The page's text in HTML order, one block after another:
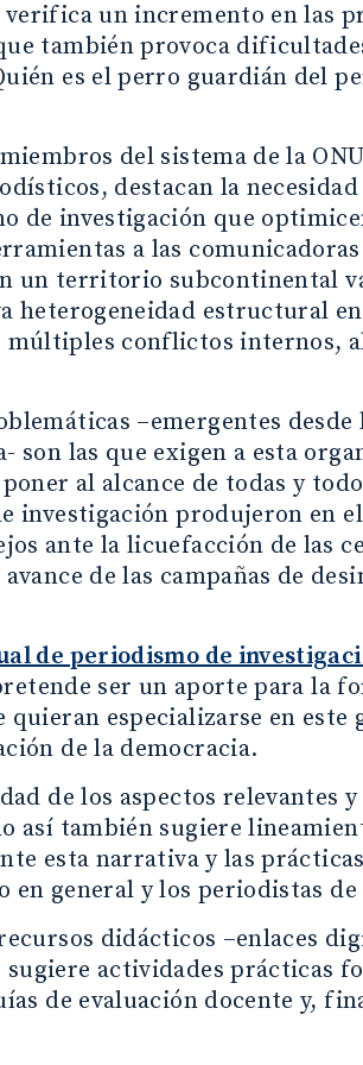
verifica un incremento en las
también provoca
es el perro guardián del
del sistema de la
destacan la
de investigación que
a las
un territorio subcontinental
heterogeneidad estructural en
conflictos internos,
–emergentes
son las que exigen a esta
al alcance de todas y
investigación produjeron en
ante la licuefacción de las
de las campañas de
de periodismo de
ser un aporte para la
especializarse en
de la democracia.
de los aspectos relevantes y
así también sugiere
esta narrativa y las
en general y los periodistas
didácticos –enlaces
actividades prácticas
de evaluación docente y,